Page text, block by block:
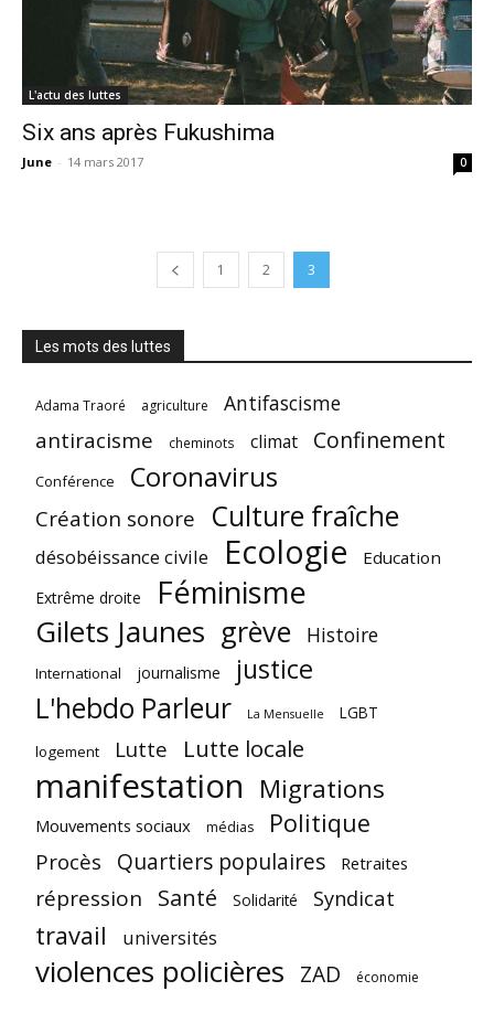
L'actu des luttes
Six ans après Fukushima
June - 14 mars 2017 0
1 2 3
Les mots des luttes
Adama Traoré agriculture Antifascisme
antiracisme cheminots climat Confinement
Conférence Coronavirus
Création sonore Culture fraîche
désobéissance civile Ecologie Education
Extrême droite Féminisme
Gilets Jaunes grève Histoire
International journalisme justice
L'hebdo Parleur La Mensuelle
LGBT
logement
Lutte Lutte locale
manifestation Migrations
Mouvements sociaux médias Politique
Procès Quartiers populaires Retraites
répression Santé Solidarité Syndicat
travail universités
violences policières ZAD économie